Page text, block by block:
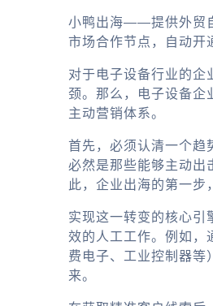
小鸭出海——提供外贸
市场合作节点，自动开
对于电子设备行业的企
颈。那么，电子设备企
主动营销体系。
首先，必须认清一个趋
必然是那些能够主动出
此， 企业出海的第一步
实现这一转变的核心引
效的人工工作。例如，
费电子、工业控制器等
来。